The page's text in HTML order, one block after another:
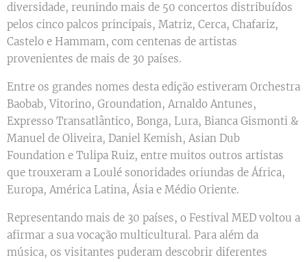
diversidade, reunindo mais de 50 concertos distribuídos
pelos cinco palcos principais, Matriz, Cerca, Chafariz,
Castelo e Hammam, com centenas de artistas
provenientes de mais de 30 países.
Entre os grandes nomes desta edição estiveram Orchestra
Baobab, Vitorino, Groundation, Arnaldo Antunes,
Expresso Transatlântico, Bonga, Lura, Bianca Gismonti &
Manuel de Oliveira, Daniel Kemish, Asian Dub
Foundation e Tulipa Ruiz, entre muitos outros artistas
que trouxeram a Loulé sonoridades oriundas de África,
Europa, América Latina, Ásia e Médio Oriente.
Representando mais de 30 países, o Festival MED voltou a
afirmar a sua vocação multicultural. Para além da
música, os visitantes puderam descobrir diferentes